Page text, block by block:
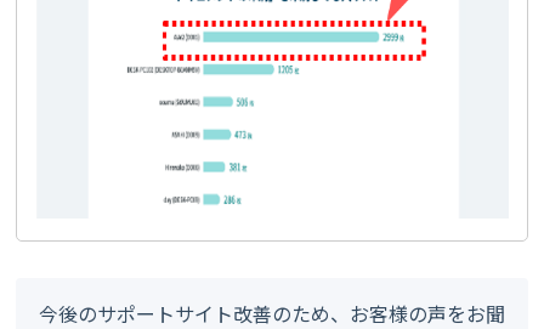
今後のサポートサイト改善のため、お客様の声をお聞